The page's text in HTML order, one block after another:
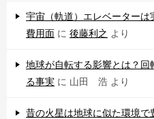
宇宙（軌道）エレベーターは
費用面 に 後藤利之 より
地球が自転する影響とは？
る事実 に 山田 浩 より
昔の火星は地球に似た環境